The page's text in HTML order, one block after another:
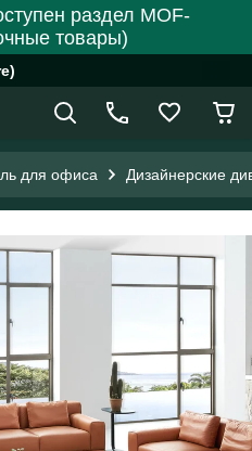
раздел MOF-
товары)
для офиса Дизайнерские